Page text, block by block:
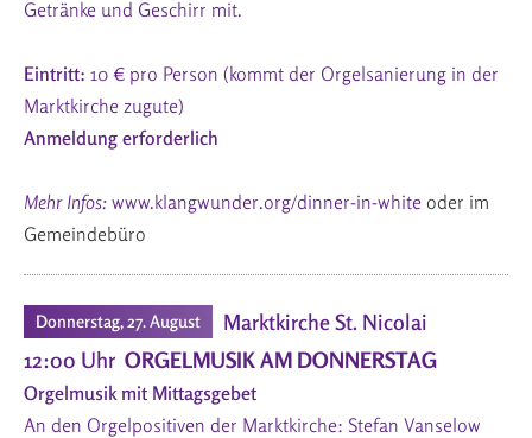
Getränke und Geschirr mit.
Eintritt: 10 € pro Person (kommt der Orgelsanierung in der
Marktkirche zugute)
Anmeldung erforderlich
Mehr Infos: www.klangwunder.org/dinner-in-white oder im
Gemeindebüro
Donnerstag, 27. August
Marktkirche St. Nicolai
12:00 Uhr ORGELMUSIK AM DONNERSTAG
Orgelmusik mit Mittagsgebet
An den Orgelpositiven der Marktkirche: Stefan Vanselow